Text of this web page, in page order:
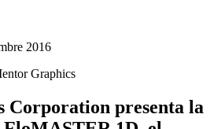
2016
Corporation presenta la